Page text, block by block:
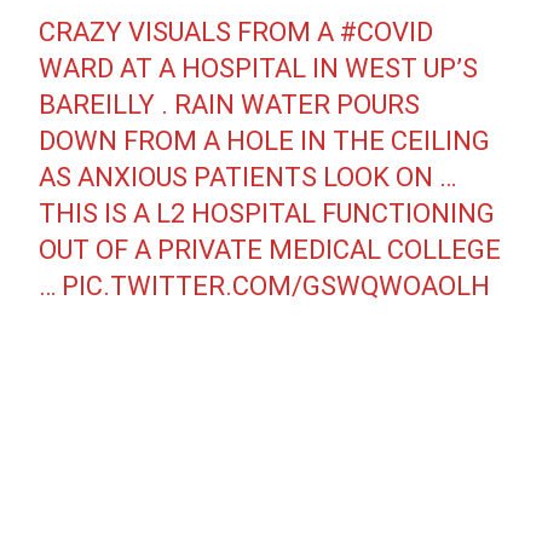
CRAZY VISUALS FROM A #COVID
WARD AT A HOSPITAL IN WEST UP’S
BAREILLY . RAIN WATER POURS
DOWN FROM A HOLE IN THE CEILING
AS ANXIOUS PATIENTS LOOK ON …
THIS IS A L2 HOSPITAL FUNCTIONING
OUT OF A PRIVATE MEDICAL COLLEGE
… PIC.TWITTER.COM/GSWQWOAOLH